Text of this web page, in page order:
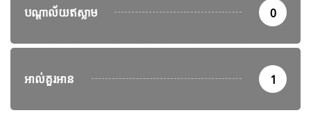
បណ្តាល័យឥស្លាម 0
អាល់គួរអាន 1